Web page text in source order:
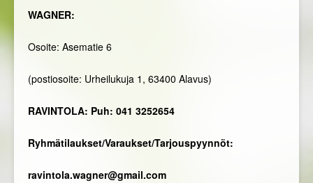
WAGNER:
Osoite: Asematie 6
(postiosoite: Urheilukuja 1, 63400 Alavus)
RAVINTOLA: Puh: 041 3252654
Ryhmätilaukset/Varaukset/Tarjouspyynnöt:
ravintola.wagner@gmail.com